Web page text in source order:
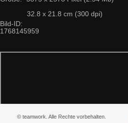
32.8 x 21.8 cm (300 dpi)
Bild-ID:
1768145959
© teamwork. Alle Rechte vorbehalten.